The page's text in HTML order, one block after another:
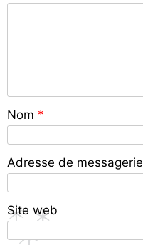
Nom *
Adresse de messagerie
Site web